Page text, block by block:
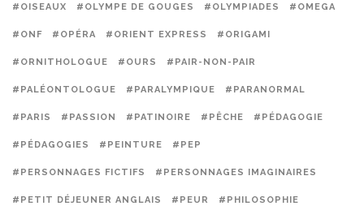
#OISEAUX #OLYMPE DE GOUGES #OLYMPIADES #OMEGA
#ONF #OPÉRA #ORIENT EXPRESS #ORIGAMI
#ORNITHOLOGUE #OURS #PAIR-NON-PAIR
#PALÉONTOLOGUE #PARALYMPIQUE #PARANORMAL
#PARIS #PASSION #PATINOIRE #PÊCHE #PÉDAGOGIE
#PÉDAGOGIES #PEINTURE #PEP
#PERSONNAGES FICTIFS #PERSONNAGES IMAGINAIRES
#PETIT DÉJEUNER ANGLAIS #PEUR #PHILOSOPHIE